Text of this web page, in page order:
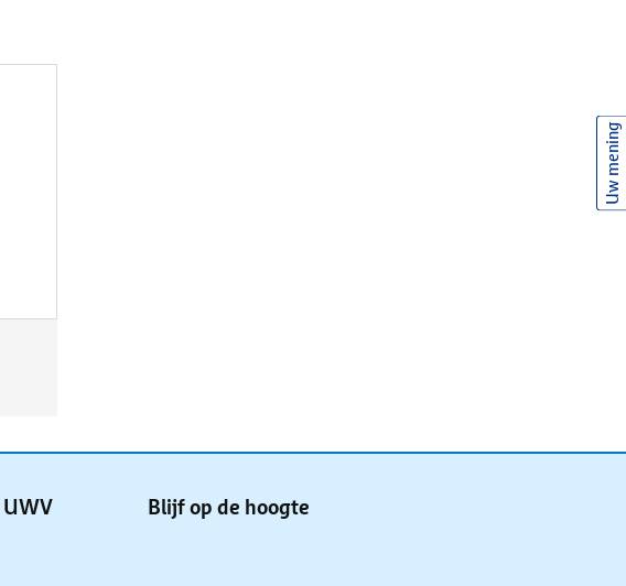
Blijf op de hoogte
Uw mening